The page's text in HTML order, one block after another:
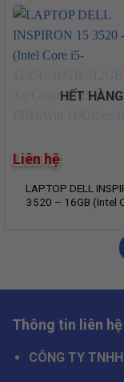
512GB/ MX570A
Windows 11/
Xanh)
HẾT HÀNG
LAPTOP DELL
3520 – 16GB (Intel
FHD/Win 11/
Liên hệ
Thông tin liên hệ
CÔNG TY